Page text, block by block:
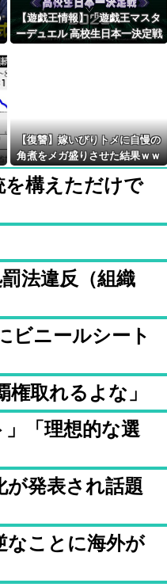
【遊戯王情報】「遊戯王マスタ
ーデュエル 高校生日本一決定戦
【復讐】嫁いびりトメに自慢の
角煮をメガ盛りさせた結果ｗｗ
ｗｗ
構えただけで
法違反（組織
ビニールシート
取れるよな」
」「理想的な選
発表され話題
なことに海外が